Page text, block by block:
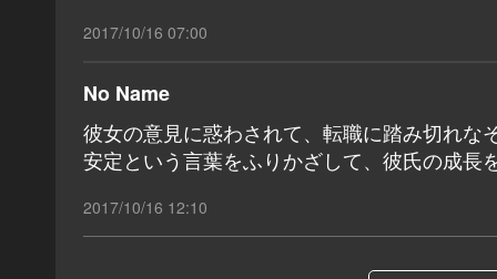
2017/10/16 07:00
No Name
彼女の意見に惑わされて、転職に踏み切れな
安定という言葉をふりかざして、彼氏の成長
2017/10/16 12:10